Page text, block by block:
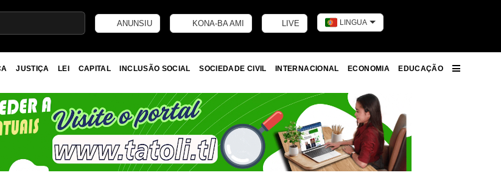
ANUNSIU KONA-BA AMI LIVE LINGUA
JUSTIÇA LEI CAPITAL INCLUSÃO SOCIAL SOCIEDADE CIVIL INTERNACIONAL ECONOMIA
EDUCAÇÃO